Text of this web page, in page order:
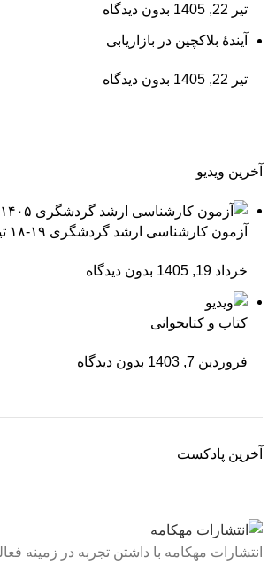
تیر 22, 1405 بدون دیدگاه
آیندۀ بلاکچین در بازاریابی
تیر 22, 1405 بدون دیدگاه
آخرین ویدیو
آزمون کارشناسی ارشد گردشگری ۱۹-۱۸ تیرماه ۱۴۰۵
خرداد 19, 1405 بدون دیدگاه
کتاب و کتابخوانی
فروردین 7, 1403 بدون دیدگاه
آخرین پادکست
انتشارات مهکامه با داشتن تجربه در زمینه